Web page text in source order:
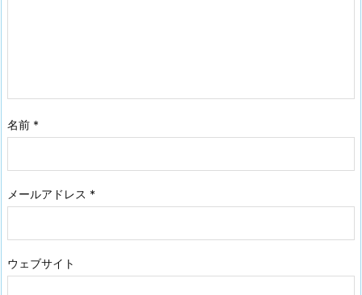
名前 *
メールアドレス *
ウェブサイト